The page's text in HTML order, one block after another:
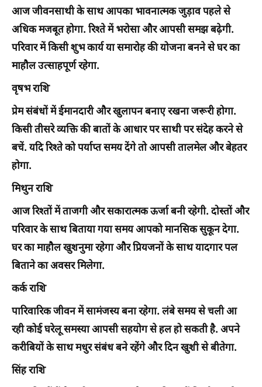
आज जीवनसाथी के साथ आपका भावनात्मक जुड़ाव पहले से
अधिक मजबूत होगा. रिश्ते में भरोसा और आपसी समझ बढ़ेगी.
परिवार में किसी शुभ कार्य या समारोह की योजना बनने से घर का
माहौल उत्साहपूर्ण रहेगा.
वृषभ राशि
प्रेम संबंधों में ईमानदारी और खुलापन बनाए रखना जरूरी होगा.
किसी तीसरे व्यक्ति की बातों के आधार पर साथी पर संदेह करने से
बचें. यदि रिश्ते को पर्याप्त समय देंगे तो आपसी तालमेल और बेहतर
होगा.
मिथुन राशि
आज रिश्तों में ताजगी और सकारात्मक ऊर्जा बनी रहेगी. दोस्तों और
परिवार के साथ बिताया गया समय आपको मानसिक सुकून देगा.
घर का माहौल खुशनुमा रहेगा और प्रियजनों के साथ यादगार पल
बिताने का अवसर मिलेगा.
कर्क राशि
पारिवारिक जीवन में सामंजस्य बना रहेगा. लंबे समय से चली आ
रही कोई घरेलू समस्या आपसी सहयोग से हल हो सकती है. अपने
करीबियों के साथ मधुर संबंध बने रहेंगे और दिन खुशी से बीतेगा.
सिंह राशि